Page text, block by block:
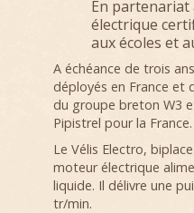
En partenariat
électrique
aux écoles et
A échéance de trois
déployés en France et
du groupe breton W3
Pipistrel pour la France.
Le Vélis Electro,
moteur électrique
liquide. Il délivre une
tr/min.